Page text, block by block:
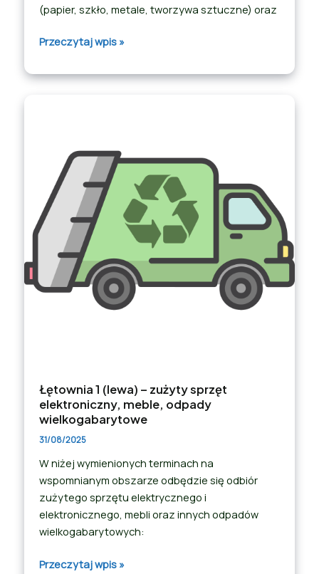
(papier, szkło, metale, tworzywa sztuczne) oraz
Przeczytaj wpis »
Łętownia 1 (lewa) – zużyty sprzęt
elektroniczny, meble, odpady
wielkogabarytowe
31/08/2025
W niżej wymienionych terminach na
wspomnianym obszarze odbędzie się odbiór
zużytego sprzętu elektrycznego i
elektronicznego, mebli oraz innych odpadów
wielkogabarytowych:
Przeczytaj wpis »